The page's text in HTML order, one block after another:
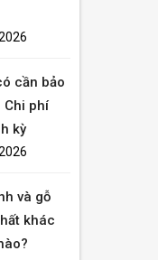
cần bảo
Chi phí
kỳ
và gỗ
khác